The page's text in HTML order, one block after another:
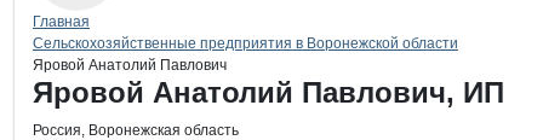
Навигация по сайту
Главная
Сельскохозяйственные предприятия в Воронежской области
Яровой Анатолий Павлович
Основная информация о компании
Яровой Анатолий Павлович, ИП
Россия, Воронежская область